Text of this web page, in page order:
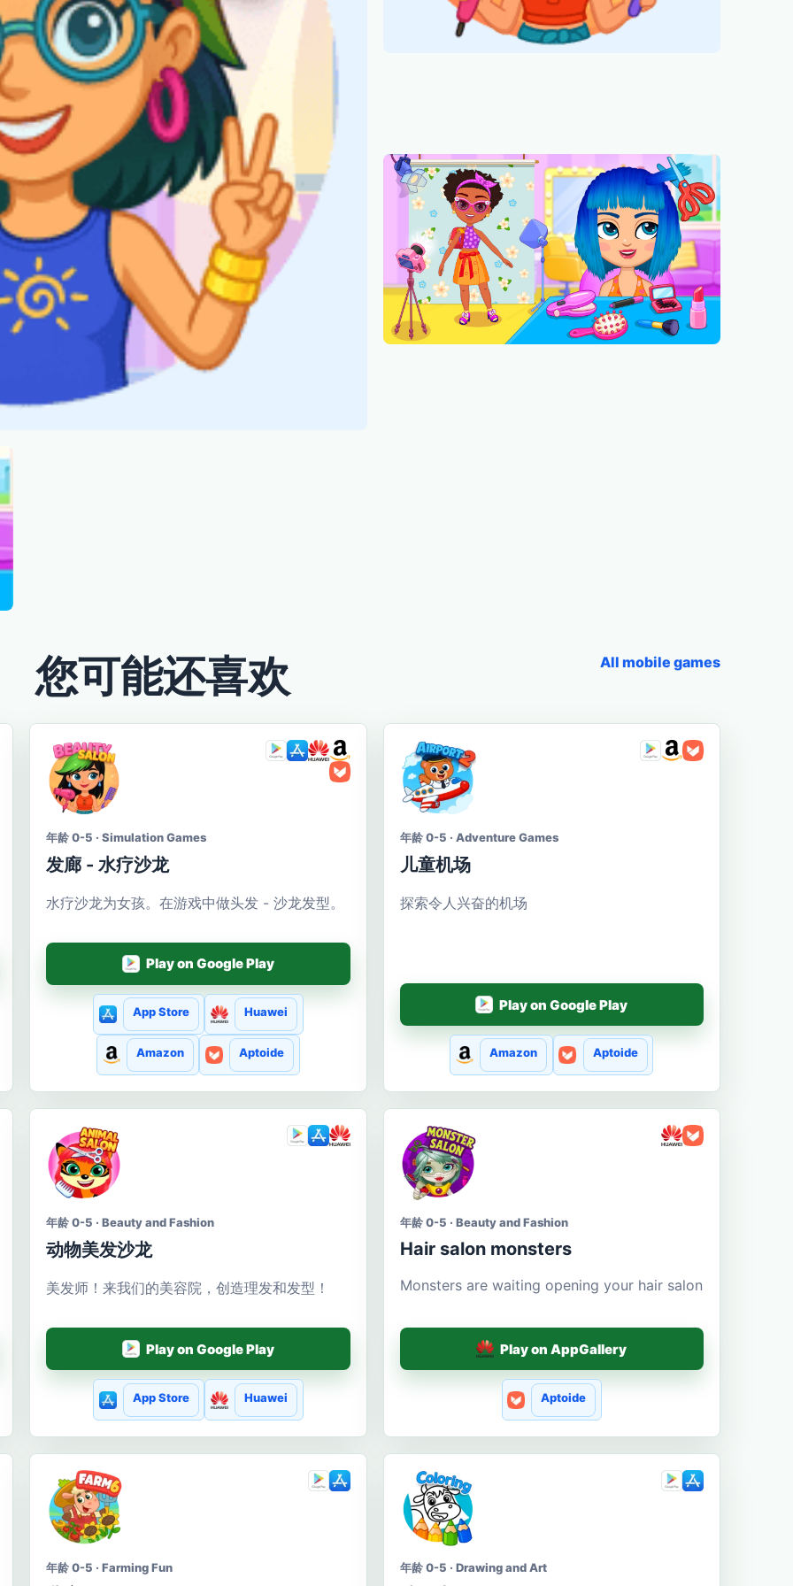
您可能还喜欢 All mobile games
年龄 0-5 · Simulation Games
发廊 - 水疗沙龙
水疗沙龙为女孩。在游戏中做头发 - 沙龙发型。
Play on Google Play
App Store Huawei
Amazon Aptoide
年龄 0-5 · Adventure Games
儿童机场
探索令人兴奋的机场
Play on Google Play
Amazon Aptoide
年龄 0-5 · Beauty and Fashion
动物美发沙龙
美发师！来我们的美容院，创造理发和发型！
Play on Google Play
App Store Huawei
年龄 0-5 · Beauty and Fashion
Hair salon monsters
Monsters are waiting opening your hair salon
Play on AppGallery
Aptoide
年龄 0-5 · Farming Fun 年龄 0-5 · Drawing and Art